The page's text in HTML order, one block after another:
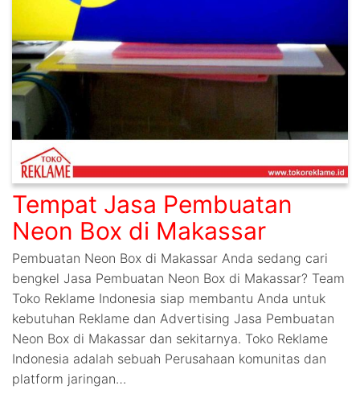
Tempat Jasa Pembuatan
Neon Box di Makassar
Pembuatan Neon Box di Makassar Anda sedang cari
bengkel Jasa Pembuatan Neon Box di Makassar? Team
Toko Reklame Indonesia siap membantu Anda untuk
kebutuhan Reklame dan Advertising Jasa Pembuatan
Neon Box di Makassar dan sekitarnya. Toko Reklame
Indonesia adalah sebuah Perusahaan komunitas dan
platform jaringan…